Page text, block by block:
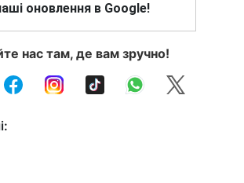
оновлення в Google!
нас там, де вам зручно!